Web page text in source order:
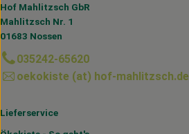
Hof Mahlitzsch GbR
Mahlitzsch Nr. 1
01683 Nossen
035242-65620
oekokiste (at) hof-mahlitzsch.de
Lieferservice